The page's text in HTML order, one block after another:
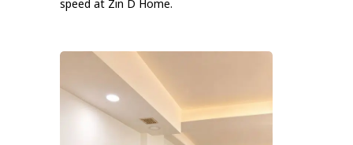
speed at Zin D Home.